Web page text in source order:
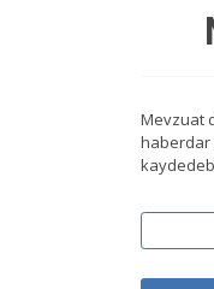
Mevzuat
haberdar